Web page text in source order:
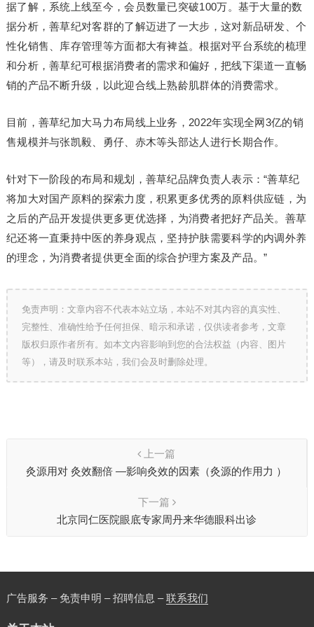
据了解，系统上线至今，会员数量已突破100万。基于大量的数
据分析，善草纪对客群的了解迈进了一大步，这对新品研发、个
性化销售、库存管理等方面都大有裨益。根据对平台系统的梳理
和分析，善草纪可根据消费者的需求和偏好，把线下渠道一直畅
销的产品不断升级，以此迎合线上熟龄肌群体的消费需求。
目前，善草纪加大马力布局线上业务，2022年实现全网3亿的销
售规模并与张凯毅、勇仔、赤木等头部达人进行长期合作。
针对下一阶段的布局和规划，善草纪品牌负责人表示：“善草纪
将加大对国产原料的探索力度，积累更多优秀的原料供应链，为
之后的产品开发提供更多更优选择，为消费者把好产品关。善草
纪还将一直秉持中医的养身观点，坚持护肤需要科学的内调外养
的理念，为消费者提供更全面的综合护理方案及产品。”
免责声明：文章内容不代表本站立场，本站不对其内容的真实性、
完整性、准确性给予任何担保、暗示和承诺，仅供读者参考，文章
版权归原作者所有。如本文内容影响到您的合法权益（内容、图片
等），请及时联系本站，我们会及时删除处理。
上一篇
灸源用对 灸效翻倍 —影响灸效的因素（灸源的作用力 ）
下一篇
北京同仁医院眼底专家周丹来华德眼科出诊
广告服务 – 免责申明 – 招聘信息 –联系我们